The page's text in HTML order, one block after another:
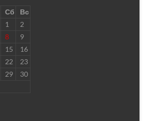
Сб
Вс
1
2
8
9
15
16
22
23
29
30